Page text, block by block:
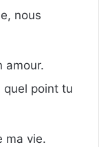
nous
amour.
quel point tu
ma vie.